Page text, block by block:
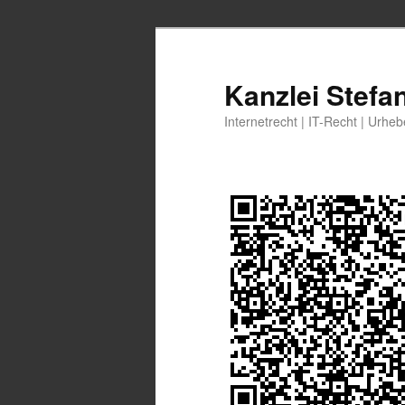
Kanzlei
Internetrecht | IT-Recht |